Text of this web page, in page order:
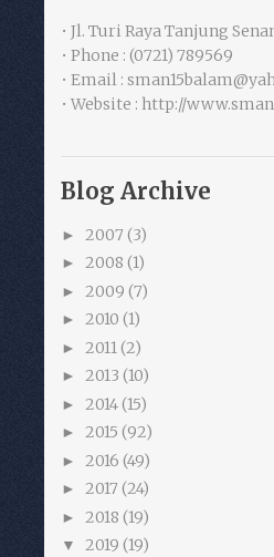
• Jl. Turi Raya Tanjung
• Phone : (0721) 789569
• Email :
• Website : http://
Blog Archive
► 2007 (3)
► 2008 (1)
► 2009 (7)
► 2010 (1)
► 2011 (2)
► 2013 (10)
► 2014(15)
► 2015 (92)
► 2016 (49)
► 2017 (24)
► 2018 (19)
▼ 2019 (19)